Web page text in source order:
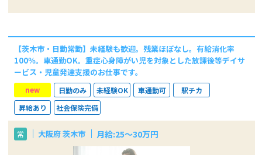
【茨木市・日勤常勤】未経験も歓迎。残業ほぼなし。有給消化率
100％。車通勤OK。重症心身障がい児を対象とした放課後等デイサ
ービス・児童発達支援のお仕事です。
new 日勤のみ 未経験OK 車通勤可
駅チカ
昇給あり
社会保険完備
常 大阪府 茨木市 月給:25～30万円